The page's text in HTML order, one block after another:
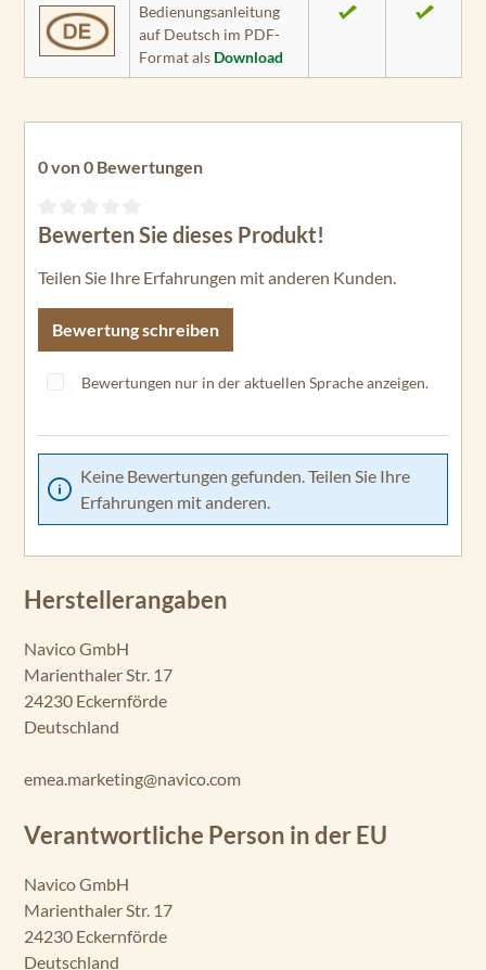
Bedienungsanleitung
auf Deutsch im PDF-
Format als Download
0 von 0 Bewertungen
Durchschnittliche Bewertung von 0 von 5 Sternen
Bewerten Sie dieses Produkt!
Teilen Sie Ihre Erfahrungen mit anderen Kunden.
Bewertung schreiben
Bewertungen nur in der aktuellen Sprache anzeigen.
Keine Bewertungen gefunden. Teilen Sie Ihre
Erfahrungen mit anderen.
Herstellerangaben
Navico GmbH
Marienthaler Str. 17
24230 Eckernförde
Deutschland
emea.marketing@navico.com
Verantwortliche Person in der EU
Navico GmbH
Marienthaler Str. 17
24230 Eckernförde
Deutschland